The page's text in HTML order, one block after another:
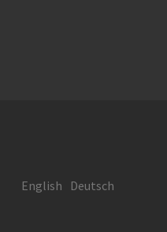
English Deutsch